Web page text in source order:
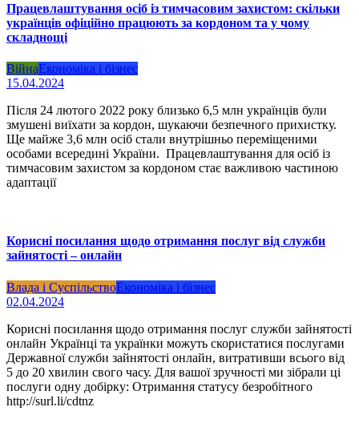
Працевлаштування осіб із тимчасовим захистом: скільки
українців офіційно працюють за кордоном та у чому
складнощі
ВійнаЕкономіка і бізнес
15.04.2024
Після 24 лютого 2022 року близько 6,5 млн українців були
змушені виїхати за кордон, шукаючи безпечного прихистку.
Ще майже 3,6 млн осіб стали внутрішньо переміщеними
особами всередині України. Працевлаштування для осіб із
тимчасовим захистом за кордоном стає важливою частиною
адаптації
Корисні посилання щодо отримання послуг від служби
зайнятості – онлайн
Влада і СуспільствоЕкономіка і бізнес
02.04.2024
Корисні посилання щодо отримання послуг служби зайнятості
онлайн Українці та українки можуть скористатися послугами
Державної служби зайнятості онлайн, витративши всього від
5 до 20 хвилин свого часу. Для вашої зручності ми зібрали ці
послуги одну добірку: Отримання статусу безробітного
http://surl.li/cdtnz